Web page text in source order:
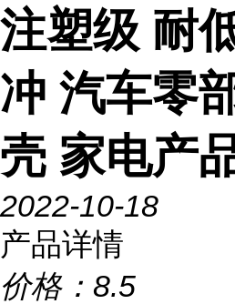
注塑级 耐
冲 汽车零
壳 家电产
2022-10-18
产品详情
价格： 8.5